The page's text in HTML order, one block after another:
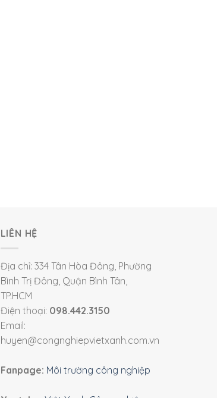
LIÊN HỆ
Địa chỉ: 334 Tân Hòa Đông, Phường
Bình Trị Đông, Quận Bình Tân,
TP.HCM
Điện thoại: 098.442.3150
Email:
huyen@congnghiepvietxanh.com.vn
Fanpage: Môi trường công nghiệp